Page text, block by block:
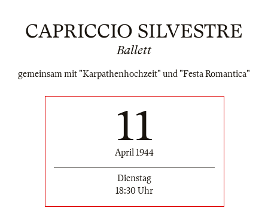
CAPRICCIO SILVESTRE
Ballett
gemeinsam mit "Karpathenhochzeit" und "Festa Romantica"
11
April 1944
Dienstag
18:30 Uhr